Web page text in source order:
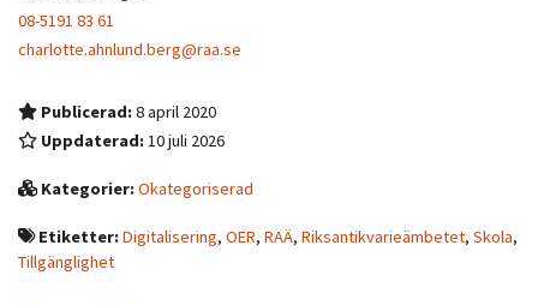
08-5191 83 61
charlotte.ahnlund.berg@raa.se
Publicerad:8 april 2020
Uppdaterad:10 juli 2026
Kategorier:Okategoriserad
Etiketter:Digitalisering, OER, RAÄ, Riksantikvarieämbetet, Skola,
Tillgänglighet